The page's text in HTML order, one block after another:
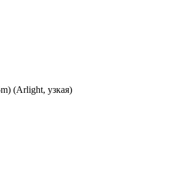
(Arlight, узкая)